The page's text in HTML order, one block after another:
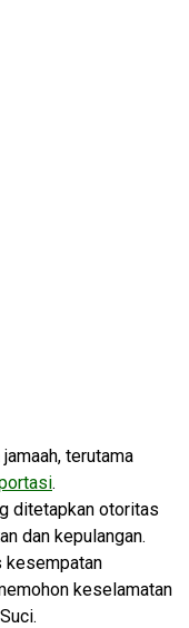
terutama
.
ditetapkan otoritas
dan kepulangan.
kesempatan
keselamatan